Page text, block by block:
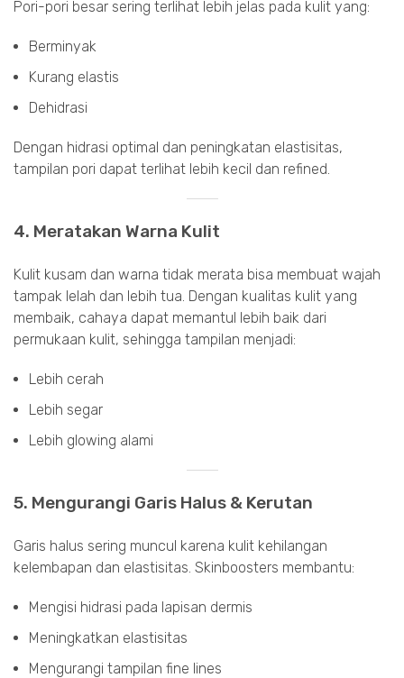
Pori-pori besar sering terlihat lebih jelas pada kulit yang:
Berminyak
Kurang elastis
Dehidrasi
Dengan hidrasi optimal dan peningkatan elastisitas,
tampilan pori dapat terlihat lebih kecil dan refined.
4. Meratakan Warna Kulit
Kulit kusam dan warna tidak merata bisa membuat wajah
tampak lelah dan lebih tua. Dengan kualitas kulit yang
membaik, cahaya dapat memantul lebih baik dari
permukaan kulit, sehingga tampilan menjadi:
Lebih cerah
Lebih segar
Lebih glowing alami
5. Mengurangi Garis Halus & Kerutan
Garis halus sering muncul karena kulit kehilangan
kelembapan dan elastisitas. Skinboosters membantu:
Mengisi hidrasi pada lapisan dermis
Meningkatkan elastisitas
Mengurangi tampilan fine lines